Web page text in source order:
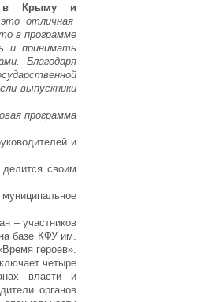
в Крыму и
отличная
в программе
и принимать
Благодаря
выпускники
программа
и
своим
– участников
базе КФУ им.
героев».
четыре
власти и
органов